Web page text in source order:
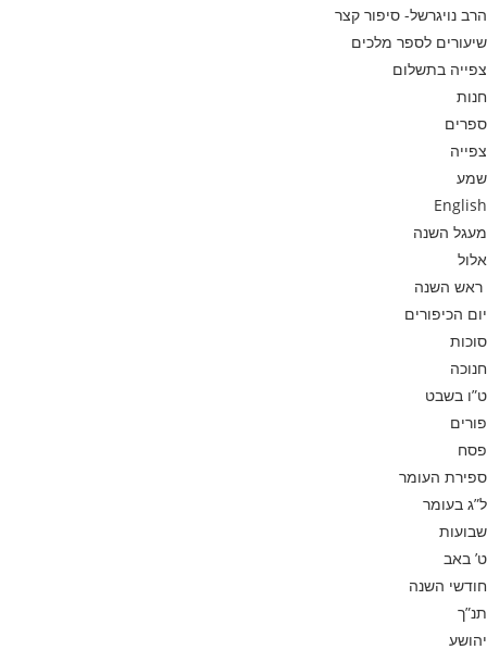
הרב נויגרשל- סיפור קצר
שיעורים לספר מלכים
צפייה בתשלום
חנות
ספרים
צפייה
שמע
English
מעגל השנה
אלול
ראש השנה
יום הכיפורים
סוכות
חנוכה
ט”ו בשבט
פורים
פסח
ספירת העומר
ל”ג בעומר
שבועות
ט’ באב
חודשי השנה
תנ”ך
יהושע